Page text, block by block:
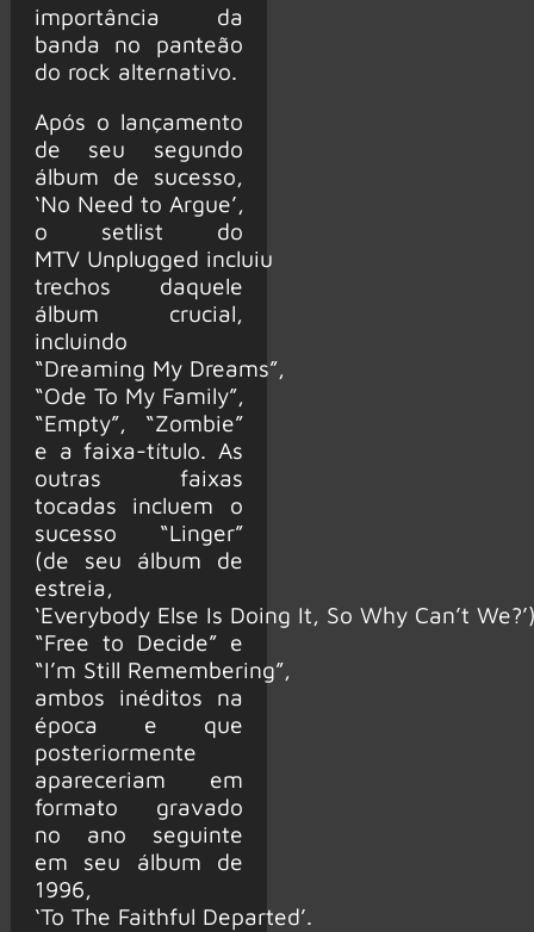
importância da
banda no panteão
do rock alternativo.
Após o lançamento
de seu segundo
álbum de sucesso,
‘No Need to Argue’,
o setlist do
MTV Unplugged incluiu
trechos daquele
álbum crucial,
incluindo
“Dreaming My Dreams”,
“Ode To My Family”,
“Empty”, “Zombie”
e a faixa-título. As
outras faixas
tocadas incluem o
sucesso “Linger”
(de seu álbum de
estreia,
‘Everybody Else Is Doing It, So Why Can’t
“Free to Decide” e
“I’m Still Remembering”,
ambos inéditos na
época e que
posteriormente
apareceriam em
formato gravado
no ano seguinte
em seu álbum de
1996,
‘To The Faithful Departed’.